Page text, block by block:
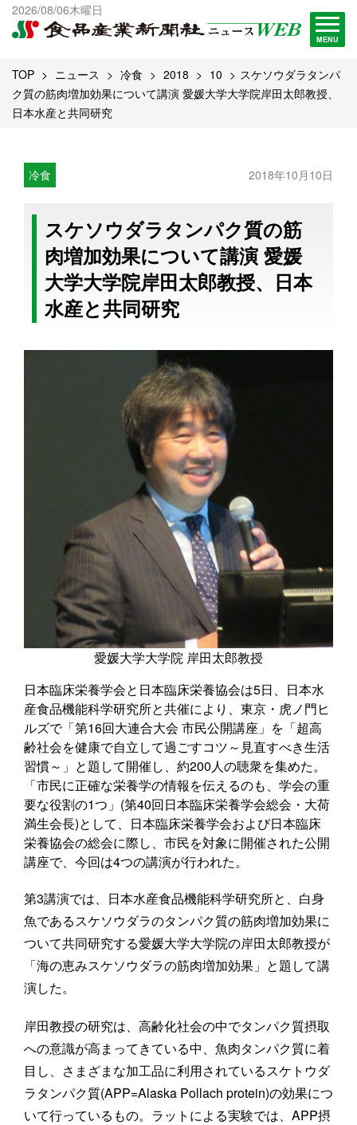
2026/08/06木曜日
MENU
出版物一覧へ
試読・購読申し込み
TOP ニュース 冷食 2018 10
スケソウダラタンパ
ク質の筋肉増加効果について講演 愛媛大学大学院岸田太郎教授、
日本水産と共同研究
冷食 2018年10月10日
スケソウダラタンパク質の筋
肉増加効果について講演 愛媛
大学大学院岸田太郎教授、日本
水産と共同研究
愛媛大学大学院 岸田太郎教授
日本臨床栄養学会と日本臨床栄養協会は5日、日本水
産食品機能科学研究所と共催により、東京・虎ノ門ヒ
ルズで「第16回大連合大会 市民公開講座」を「超高
齢社会を健康で自立して過ごすコツ～見直すべき生活
習慣～」と題して開催し、約200人の聴衆を集めた。
「市民に正確な栄養学の情報を伝えるのも、学会の重
要な役割の1つ」(第40回日本臨床栄養学会総会・大荷
満生会長)として、日本臨床栄養学会および日本臨床
栄養協会の総会に際し、市民を対象に開催された公開
講座で、今回は4つの講演が行われた。
第3講演では、日本水産食品機能科学研究所と、白身
魚であるスケソウダラのタンパク質の筋肉増加効果に
ついて共同研究する愛媛大学大学院の岸田太郎教授が
「海の恵みスケソウダラの筋肉増加効果」と題して講
演した。
岸田教授の研究は、高齢化社会の中でタンパク質摂取
への意識が高まってきている中、魚肉タンパク質に着
目し、さまざまな加工品に利用されているスケトウダ
ラタンパク質(APP=Alaska Pollach protein)の効果につ
いて行っているもの。ラットによる実験では、APP摂